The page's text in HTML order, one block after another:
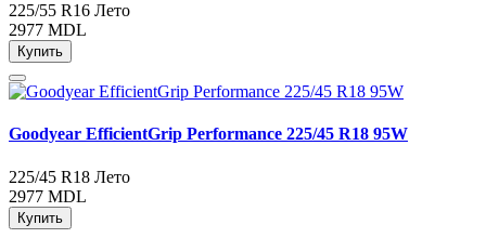
225/55 R16 Лето
2977 MDL
Купить
Goodyear EfficientGrip Performance 225/45 R18 95W
225/45 R18 Лето
2977 MDL
Купить